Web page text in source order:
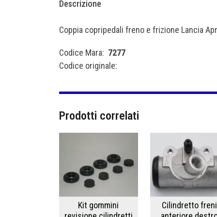
Descrizione
Coppia copripedali freno e frizione Lancia
Codice Mara: 7277
Codice originale:
Prodotti correlati
Kit gommini
Cilindretto freni